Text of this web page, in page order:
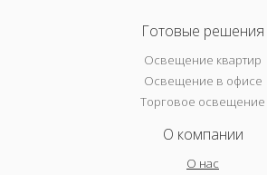
Готовые решения
Освещение квартир
Освещение в офисе
Торговое освещение
О компании
О нас